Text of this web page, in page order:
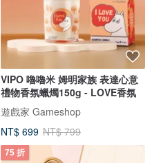
VIPO 嚕嚕米 姆明家族 表達心意
禮物香氛蠟燭150g - LOVE香氛
遊戲家 Gameshop
NT$ 699 NT$ 799
75 折